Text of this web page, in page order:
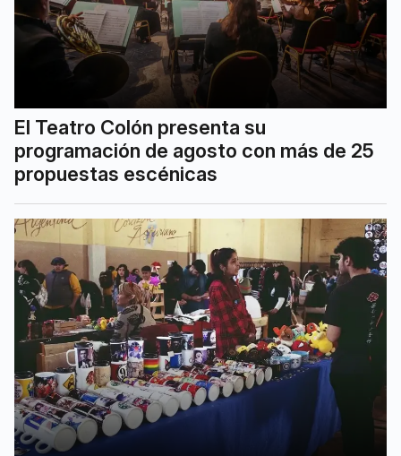
El Teatro Colón presenta su
programación de agosto con más de 25
propuestas escénicas